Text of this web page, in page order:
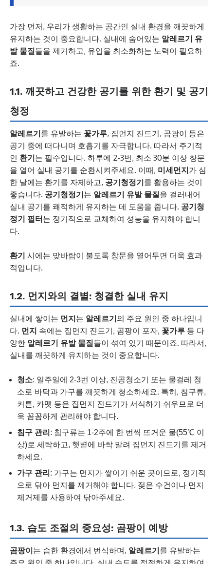
가장 먼저, 우리가 생활하는 공간인 실내 환경을 깨끗하게
유지하는 것이 중요합니다. 실내에 숨어있는 알레르기 유
발 물질들을 제거하고, 유입을 최소화하는 노력이 필요하
죠.
1.1. 깨끗하고 건강한 공기를 위한 환기 및 공기
청정
알레르기를 유발하는 꽃가루, 집먼지 진드기, 곰팡이 등은
공기 중에 떠다니며 호흡기를 자극합니다. 따라서 주기적
인 환기는 필수입니다. 하루에 2-3번, 최소 30분 이상 창문
을 열어 실내 공기를 순환시켜주세요. 이때, 미세먼지가 심
한 날에는 환기를 자제하고, 공기청정기를 활용하는 것이
좋습니다. 공기청정기는 알레르기 유발 물질을 걸러내어
실내 공기를 쾌적하게 유지하는 데 도움을 줍니다. 공기청
정기 필터는 정기적으로 교체하여 성능을 유지해야 합니
다.
환기 시에는 맞바람이 불도록 창문을 열어두면 더욱 효과
적입니다.
1.2. 먼지와의 결별: 청결한 실내 유지
실내에 쌓이는 먼지는 알레르기의 주요 원인 중 하나입니
다. 먼지 속에는 집먼지 진드기, 곰팡이 포자, 꽃가루 등 다
양한 알레르기 유발 물질들이 섞여 있기 때문이죠. 따라서,
실내를 깨끗하게 유지하는 것이 중요합니다.
청소: 일주일에 2-3번 이상, 진공청소기 또는 물걸레 청
소로 바닥과 가구를 깨끗하게 청소하세요. 특히, 침구류,
커튼, 카펫 등은 집먼지 진드기가 서식하기 쉬우므로 더
욱 꼼꼼하게 관리해야 합니다.
침구 관리 : 침구류는 1-2주에 한 번씩 뜨거운 물(55℃ 이
상)로 세탁하고, 햇볕에 바싹 말려 집먼지 진드기를 제거
하세요.
가구 관리 : 가구는 먼지가 쌓이기 쉬운 곳이므로, 정기적
으로 닦아 먼지를 제거해야 합니다. 젖은 수건이나 먼지
제거제를 사용하여 닦아주세요.
1.3. 습도 조절의 중요성: 곰팡이 예방
곰팡이는 습한 환경에서 번식하며, 알레르기를 유발하는